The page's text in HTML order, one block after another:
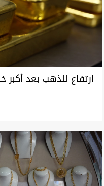
ارتفاع للذهب بعد